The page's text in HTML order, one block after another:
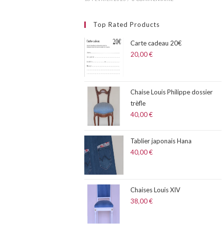
Top Rated Products
Carte cadeau 20€
20,00€
Chaise Louis Philippe dossier
trèfle
40,00€
Tablier japonais Hana
40,00€
Chaises Louis XIV
38,00€